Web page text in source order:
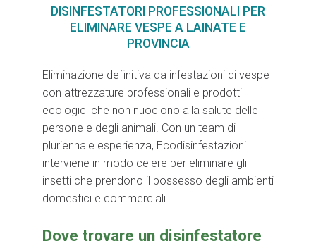
DISINFESTATORI PROFESSIONALI PER
ELIMINARE VESPE A LAINATE E
PROVINCIA
Eliminazione definitiva da infestazioni di vespe
con attrezzature professionali e prodotti
ecologici che non nuociono alla salute delle
persone e degli animali. Con un team di
pluriennale esperienza, Ecodisinfestazioni
interviene in modo celere per eliminare gli
insetti che prendono il possesso degli ambienti
domestici e commerciali.
Dove trovare un disinfestatore